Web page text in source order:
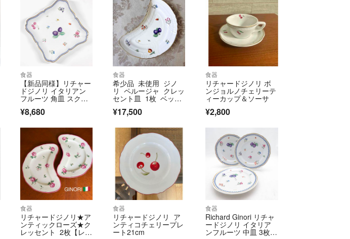
食器
【新品同様】リチャー
ドジノリ イタリアン
フルーツ 角皿 スクエ
アプレート 21cm 盛
皿 イタリア製 希少
¥8,680
食器
希少品 未使用 ジノ
リ ペルージャ クレッ
セント皿 1枚 ベッキ
オフルーツ
¥17,500
食器
リチャードジノリ ボ
ンジョルノチェリーテ
ィーカップ＆ソーサ
¥2,800
食器
リチャードジノリ★ア
ンティックローズ★ク
レッセント 2枚【レア
食器
リチャードジノリ ア
ンティコチェリープレ
ート21cm
食器
Richard Ginori リチャ
ードジノリ イタリア
ンフルーツ 中皿 3枚 1